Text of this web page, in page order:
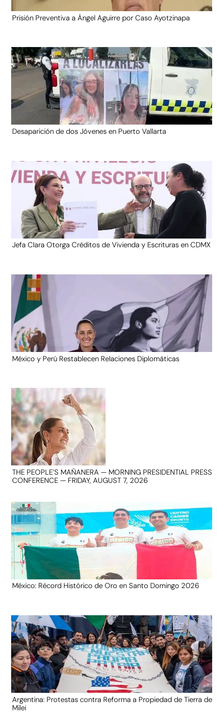
Prisión Preventiva a Ángel Aguirre por Caso Ayotzinapa
Desaparición de dos Jóvenes en Puerto Vallarta
Jefa Clara Otorga Créditos de Vivienda y Escrituras en CDMX
México y Perú Restablecen Relaciones Diplomáticas
THE PEOPLE’S MAÑANERA — MORNING PRESIDENTIAL PRESS
CONFERENCE — FRIDAY, AUGUST 7, 2026
México: Récord Histórico de Oro en Santo Domingo 2026
Argentina: Protestas contra Reforma a Propiedad de Tierra de
Milei